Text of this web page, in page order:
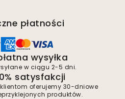
płatności
wysyłka
w ciągu 2-5 dni.
satysfakcji
oferujemy 30-dniowe
produktów.